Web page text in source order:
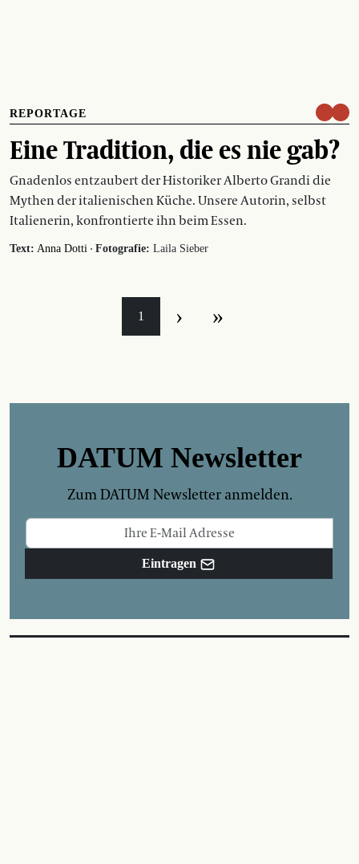
REPORTAGE
Eine Tradition, die es nie gab?
Gnadenlos entzaubert der Historiker Alberto Grandi die
Mythen der italienischen Küche. Unsere Autorin, selbst
Italienerin, konfrontierte ihn beim Essen.
Text: Anna Dotti · Fotografie: Laila Sieber
1 › »
DATUM Newsletter
Zum DATUM Newsletter anmelden.
Eintragen